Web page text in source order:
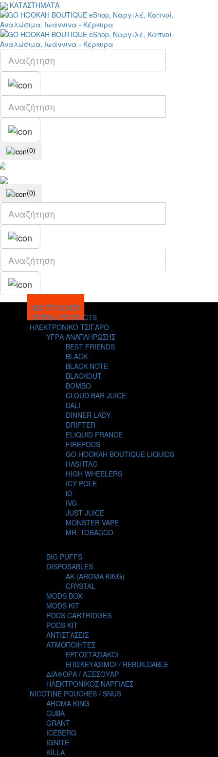
ΚΑΤΑΣΤΗΜΑΤΑ
(0)
(0)
ΝΕΑ ΠΡΟΪΟΝΤΑ
HERBAL PRODUCTS
ΗΛΕΚΤΡΟΝΙΚΟ ΤΣΙΓΑΡΟ
ΥΓΡΑ ΑΝΑΠΛΗΡΩΣΗΣ
BEST FRIENDS
BLACK
BLACK NOTE
BLACKOUT
BOMBO
CLOUD BAR JUICE
DALI
DINNER LADY
DRIFTER
ELIQUID FRANCE
FIREPODS
GO HOOKAH BOUTIQUE LIQUIDS
HASHTAG
HIGH WHEELERS
ICY POLE
iD
IVG
JUST JUICE
MONSTER VAPE
MR. TOBACCO
NUBO
OMERTA LIQUIDS
OPMH PROJECT
S-ELF JUICE
SADBOY
SCANDAL
SECRET FOREST
STEAM CITY LIQUIDS
STEAM TRAIN
STEAMPUNK
TALES
TATTOO
THE ALCHEMIST
THE SMOKER'S CLUB
TIKI MAHU
TWIST
VGOD
WILD ZOO
YETI
BIG PUFFS
DISPOSABLES
AK (AROMA KING)
CRYSTAL
MODS BOX
MODS KIT
PODS CARTRIDGES
PODS KIT
ΑΝΤΙΣΤΑΣΕΙΣ
ΑΤΜΟΠΟΙΗΤΕΣ
ΕΡΓΟΣΤΑΣΙΑΚΟΙ
ΕΠΙΣΚΕΥΑΣΙΜΟΙ / REBUILDABLE
ΔΙΑΦΟΡΑ / ΑΞΕΣΟΥΑΡ
ΗΛΕΚΤΡΟΝΙΚΟΣ ΝΑΡΓΙΛΕΣ
NICOTINE POUCHES / SNUS
AROMA KING
CUBA
GRANT
ICEBERG
IGNITE
KILLA